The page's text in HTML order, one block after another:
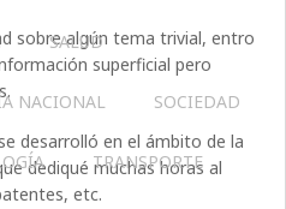
SALUD
NACIONAL SOCIEDAD
TRANSPORTE
sobre algún tema trivial, entro
superficial pero
desarrolló en el ámbito de la
dediqué muchas horas al
etc.